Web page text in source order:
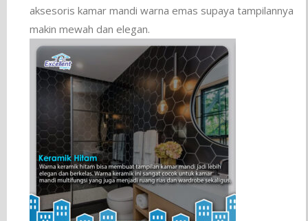
aksesoris kamar mandi warna emas supaya tampilannya
makin mewah dan elegan.